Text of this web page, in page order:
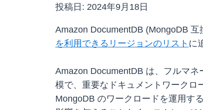
投稿日: 2024年9月18日
Amazon DocumentDB (MongoDB
を利用できるリージョンのリスト に
Amazon DocumentDB は、フルマ
模で、重要なドキュメントワークロ
MongoDB のワークロードを運用す